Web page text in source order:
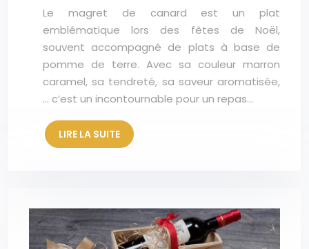
Le magret de canard est un plat
emblématique lors des fêtes de Noël,
souvent accompagné de plats à base de
pomme de terre. Avec sa couleur marron
caramel, sa tendreté, sa saveur aromatisée,
… c’est un incontournable pour un repas…
LIRE LA SUITE